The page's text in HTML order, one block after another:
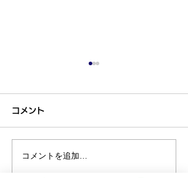
プラチナ買取なら神戸市
コメント
コメントを追加…